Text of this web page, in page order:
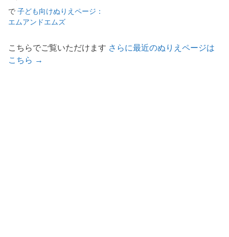
で 子ども向けぬりえページ：
エムアンドエムズ
こちらでご覧いただけます さらに最近のぬりえページは
こちら →